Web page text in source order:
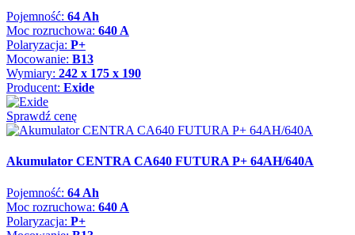
Pojemność: 64 Ah
Moc rozruchowa: 640 A
Polaryzacja: P+
Mocowanie: B13
Wymiary: 242 x 175 x 190
Producent: Exide
Sprawdź cenę
Akumulator CENTRA CA640 FUTURA P+ 64AH/640A
Pojemność: 64 Ah
Moc rozruchowa: 640 A
Polaryzacja: P+